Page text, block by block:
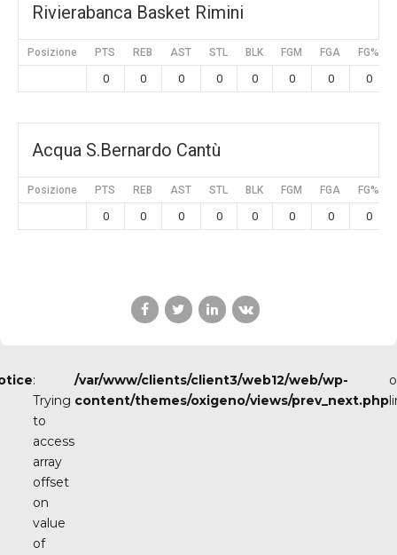
Rivierabanca Basket Rimini
Posizione PTS REB AST STL BLK FGM FGA FG%
0 0 0 0 0 0 0 0
Acqua S.Bernardo Cantù
Posizione PTS REB AST STL BLK FGM FGA FG%
0 0 0 0 0 0 0 0
:
Trying
to
access
array
offset
on
value
of
/var/www/clients/client3/web12/web/wp-
content/themes/oxigeno/views/prev_next.php